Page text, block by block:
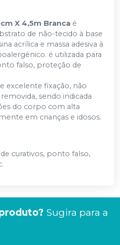
X 4,5m Branca é
de não-tecido à base
acrílica e massa adesiva à
é utilizada para
falso, proteção de
excelente fixação, não
sendo indicada
do corpo com alta
em crianças e idosos.
curativos, ponto falso,
Sugira para a